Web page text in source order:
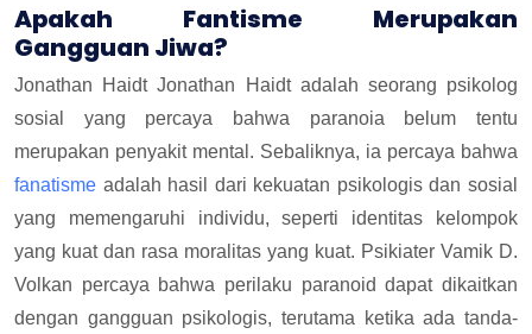
Apakah Fantisme Merupakan
Gangguan Jiwa?
Jonathan Haidt Jonathan Haidt adalah seorang psikolog
sosial yang percaya bahwa paranoia belum tentu
merupakan penyakit mental. Sebaliknya, ia percaya bahwa
fanatisme adalah hasil dari kekuatan psikologis dan sosial
yang memengaruhi individu, seperti identitas kelompok
yang kuat dan rasa moralitas yang kuat. Psikiater Vamik D.
Volkan percaya bahwa perilaku paranoid dapat dikaitkan
dengan gangguan psikologis, terutama ketika ada tanda-